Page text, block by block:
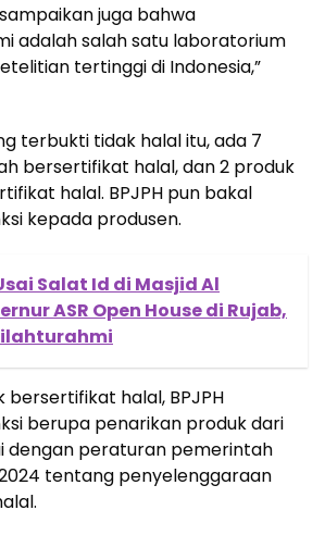
juga bahwa
adalah salah satu laboratorium
tertinggi di Indonesia,”
terbukti tidak halal itu, ada 7
bersertifikat halal, dan 2 produk
halal. BPJPH pun bakal
kepada produsen.
Salat Id di Masjid Al
ASR Open House di Rujab,
halal, BPJPH
berupa penarikan produk dari
dengan peraturan pemerintah
tentang penyelenggaraan